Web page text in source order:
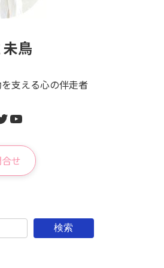
鳥
支える心の伴走者
YouTube
せ
検索